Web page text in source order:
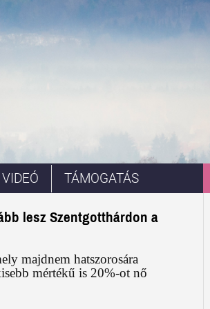
VIDEÓ TÁMOGATÁS
lesz Szentgotthárdon a
majdnem hatszorosára
mértékű is 20%-ot nő